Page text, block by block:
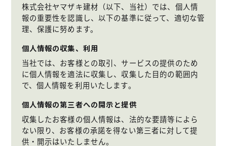
株式会社ヤマザキ建材（以下、当社）では、個人情
報の重要性を認識し、以下の基準に従って、適切な管
理、保護に努めます。
個人情報の収集、利用
当社では、お客様との取引、サービスの提供のため
に個人情報を適法に収集し、収集した目的の範囲内
で、個人情報を利用いたします。
個人情報の第三者への開示と提供
収集したお客様の個人情報は、法的な要請等によら
ない限り、お客様の承諾を得ない第三者に対して提
供・開示はいたしません。